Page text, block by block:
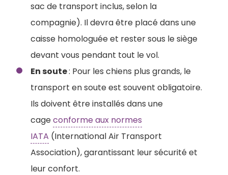
sac de transport inclus, selon la
compagnie). Il devra être placé dans une
caisse homologuée et rester sous le siège
devant vous pendant tout le vol.
En soute: Pour les chiens plus grands, le
transport en soute est souvent obligatoire.
Ils doivent être installés dans une
cageconforme aux normes
IATA (International Air Transport
Association), garantissant leur sécurité et
leur confort.